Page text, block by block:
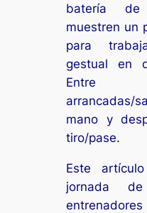
batería de
muestren un
para
gestual en
Entre
arrancadas/
mano y
tiro/pase.
Este
jornada